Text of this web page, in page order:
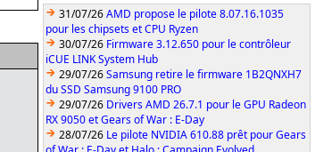
31/07/26AMD propose le pilote 8.07.16.1035
pour les chipsets et CPU Ryzen
30/07/26 Firmware 3.12.650 pour le contrôleur
iCUE LINK System Hub
29/07/26Samsung retire le firmware 1B2QNXH7
du SSD Samsung 9100 PRO
29/07/26 Drivers AMD 26.7.1 pour le GPU Radeon
RX 9050 et Gears of War : E-Day
28/07/26 Le pilote NVIDIA 610.88 prêt pour Gears